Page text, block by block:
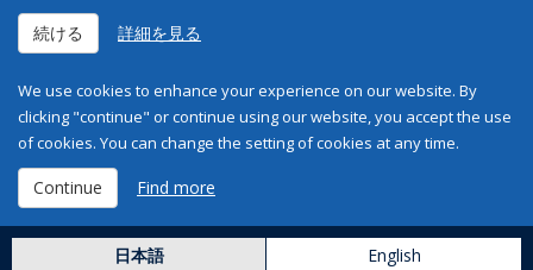
続ける 詳細を見る
We use cookies to enhance your experience on our website. By
clicking "continue" or continue using our website, you accept the use
of cookies. You can change the setting of cookies at any time.
Continue Find more
日本語 English